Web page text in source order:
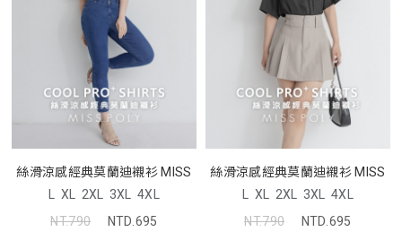
絲滑涼感經典莫蘭迪襯衫 MISS
L XL 2XL 3XL 4XL
NT.790
NTD.695
絲滑涼感經典莫蘭迪襯衫 MISS
L XL 2XL 3XL 4XL
NT.790
NTD.695